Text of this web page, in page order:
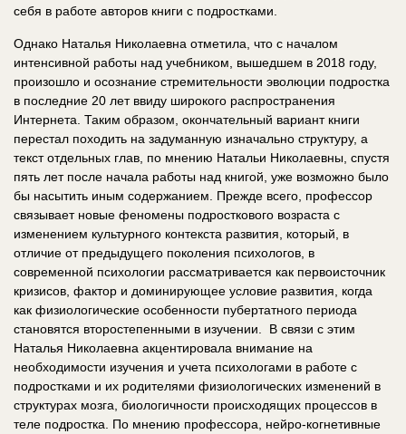
себя в работе авторов книги с подростками.
Однако Наталья Николаевна отметила, что с началом
интенсивной работы над учебником, вышедшем в 2018 году,
произошло и осознание стремительности эволюции подростка
в последние 20 лет ввиду широкого распространения
Интернета. Таким образом, окончательный вариант книги
перестал походить на задуманную изначально структуру, а
текст отдельных глав, по мнению Натальи Николаевны, спустя
пять лет после начала работы над книгой, уже возможно было
бы насытить иным содержанием. Прежде всего, профессор
связывает новые феномены подросткового возраста с
изменением культурного контекста развития, который, в
отличие от предыдущего поколения психологов, в
современной психологии рассматривается как первоисточник
кризисов, фактор и доминирующее условие развития, когда
как физиологические особенности пубертатного периода
становятся второстепенными в изучении. В связи с этим
Наталья Николаевна акцентировала внимание на
необходимости изучения и учета психологами в работе с
подростками и их родителями физиологических изменений в
структурах мозга, биологичности происходящих процессов в
теле подростка. По мнению профессора, нейро-когнетивные